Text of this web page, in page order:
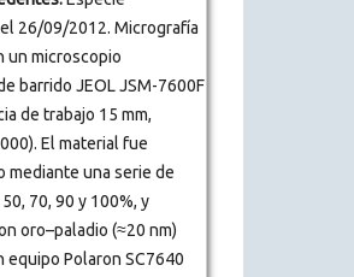
26/09/2012. Micrografía
un microscopio
barrido JEOL JSM-7600F
de trabajo 15 mm,
El material fue
mediante una serie de
70, 90 y 100%, y
oro–paladio (≈20 nm)
equipo Polaron SC7640